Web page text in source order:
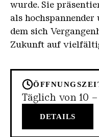
wurde. Sie
als
dem sich
Zukunft auf
Täglich von 10
DETAILS